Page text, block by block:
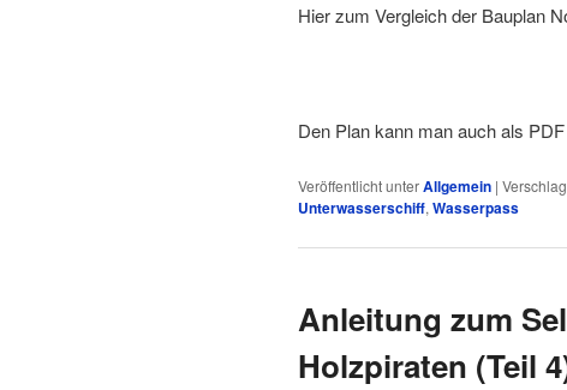
Hier zum Vergleich der Bauplan
Den Plan kann man auch als
Veröffentlicht unterAllgemein |
Unterwasserschiff, Wasserpass
Anleitung zum
Holzpiraten (Teil